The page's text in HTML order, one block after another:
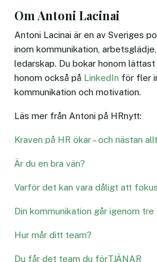
Om Antoni Lacinai
Antoni Lacinai är en av Sveriges
inom kommunikation,
ledarskap. Du bokar honom lättast
honom också på LinkedIn för fler
kommunikation och motivation.
Läs mer från Antoni på HRnytt:
Kraven på HR ökar – och nästan
Är du en bra vän?
Varför det kan vara dåligt att
Din kommunikation går igenom
Hur mår ditt team?
Du får det team du förTJÄNAR